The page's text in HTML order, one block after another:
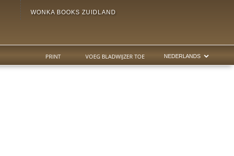
WONKA BOOKS ZUIDLAND
PRINT VOEG BLADWIJZER TOE